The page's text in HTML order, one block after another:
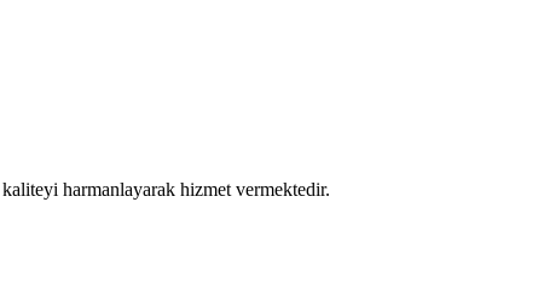
harmanlayarak hizmet vermektedir.